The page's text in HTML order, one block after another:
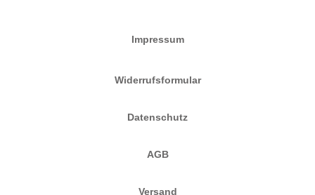
Impressum
Widerrufsformular
Datenschutz
AGB
Versand